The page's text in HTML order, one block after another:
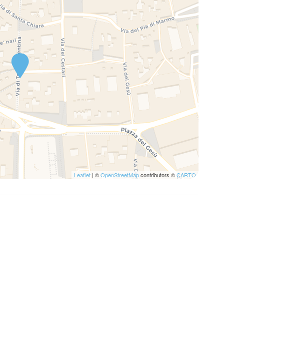
Leaflet | ©OpenStreetMapcontributors ©CARTO